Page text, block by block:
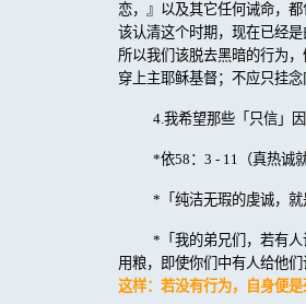
恋，』以及其它任何诫命，
该认清这个时期，现在已经
所以我们该脱去黑暗的行为
穿上主耶稣基督；不应只挂
4.我希望那些「只信」
*依58 ： 3 - 11 （真热诚
* 「纯洁无瑕的虔诚，
* 「我的弟兄们，若有人
用粮，即使你们中有人给他
这样：若没有行为，自身便是